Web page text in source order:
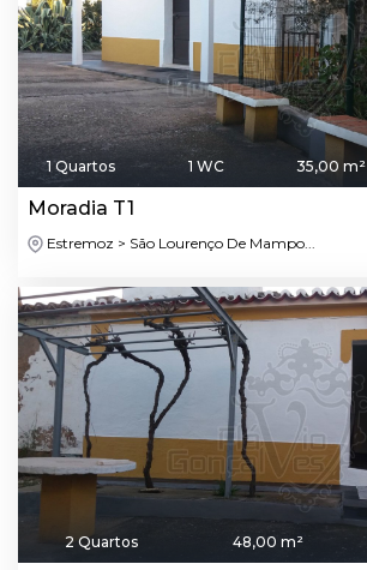
1 Quartos 1 WC 35,00 m²
Moradia T1
Estremoz > São Lourenço De Mampo...
2 Quartos 48,00 m²